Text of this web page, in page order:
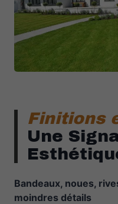
Finitions
Une
Bandeaux, noues,
moindres détails